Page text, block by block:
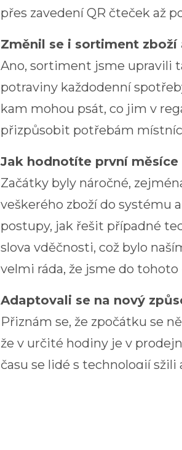
přes zavedení QR čteček až
Změnil se i sortiment
Ano, sortiment jsme upravili
potraviny každodenní
kam mohou psát, co jim v
přizpůsobit potřebám
Jak hodnotíte první měsíce
Začátky byly náročné,
veškerého zboží do systému
postupy, jak řešit případné
slova vděčnosti, což bylo
velmi ráda, že jsme do
Adaptovali se na nový
Přiznám se, že zpočátku se
že v určité hodiny je v
času se lidé s technologií